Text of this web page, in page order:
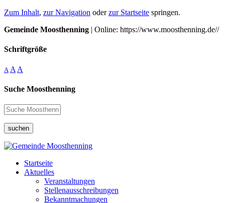
Zum Inhalt, zur Navigation oderzur Startseite springen.
Gemeinde Moosthenning | Online: https://www.moosthenning.de//
Schriftgröße
A A A
Suche Moosthenning
suchen
Startseite
Aktuelles
Veranstaltungen
Stellenausschreibungen
Bekanntmachungen